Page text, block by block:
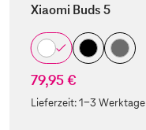
Xiaomi Buds 5
79,95 €
Lieferzeit:1-3 Werktage